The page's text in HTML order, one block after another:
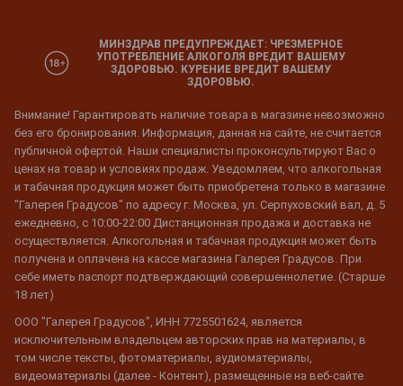
МИНЗДРАВ ПРЕДУПРЕЖДАЕТ: ЧРЕЗМЕРНОЕ
УПОТРЕБЛЕНИЕ АЛКОГОЛЯ ВРЕДИТ ВАШЕМУ
ЗДОРОВЬЮ. КУРЕНИЕ ВРЕДИТ ВАШЕМУ
ЗДОРОВЬЮ.
Внимание! Гарантировать наличие товара в магазине невозможно
без его бронирования. Информация, данная на сайте, не считается
публичной офертой. Наши специалисты проконсультируют Вас о
ценах на товар и условиях продаж. Уведомляем, что алкогольная
и табачная продукция может быть приобретена только в магазине
"Галерея Градусов" по адресу г. Москва, ул. Серпуховский вал, д. 5
ежедневно, с 10:00-22:00 Дистанционная продажа и доставка не
осуществляется. Алкогольная и табачная продукция может быть
получена и оплачена на кассе магазина Галерея Градусов. При
себе иметь паспорт подтверждающий совершеннолетие. (Старше
18 лет)
ООО "Галерея Градусов", ИНН 7725501624, является
исключительным владельцем авторских прав на материалы, в
том числе тексты, фотоматериалы, аудиоматериалы,
видеоматериалы (далее - Контент), размещенные на веб-сайте